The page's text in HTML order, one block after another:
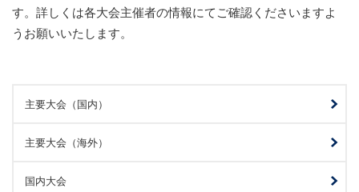
す。詳しくは各大会主催者の情報にてご確認くださいますよ
うお願いいたします。
主要大会（国内）
主要大会（海外）
国内大会